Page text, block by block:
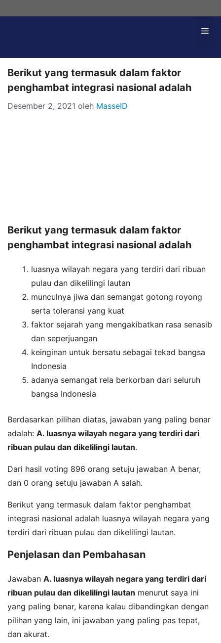
Berikut yang termasuk dalam faktor
penghambat integrasi nasional adalah
Desember 2, 2021 oleh MasseID
Berikut yang termasuk dalam faktor
penghambat integrasi nasional adalah
luasnya wilayah negara yang terdiri dari ribuan
pulau dan dikelilingi lautan
munculnya jiwa dan semangat gotong royong
serta toleransi yang kuat
faktor sejarah yang mengakibatkan rasa senasib
dan seperjuangan
keinginan untuk bersatu sebagai tekad bangsa
Indonesia
adanya semangat rela berkorban dari seluruh
bangsa Indonesia
Berdasarkan pilihan diatas, jawaban yang paling benar
adalah: A. luasnya wilayah negara yang terdiri dari
ribuan pulau dan dikelilingi lautan.
Dari hasil voting 896 orang setuju jawaban A benar,
dan 0 orang setuju jawaban A salah.
Berikut yang termasuk dalam faktor penghambat
integrasi nasional adalah luasnya wilayah negara yang
terdiri dari ribuan pulau dan dikelilingi lautan.
Penjelasan dan Pembahasan
Jawaban A. luasnya wilayah negara yang terdiri dari
ribuan pulau dan dikelilingi lautan menurut saya ini
yang paling benar, karena kalau dibandingkan dengan
pilihan yang lain, ini jawaban yang paling pas tepat,
dan akurat.